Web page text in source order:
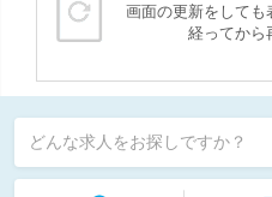
画面の更新をしても
経ってから
どんな求人をお探しですか？